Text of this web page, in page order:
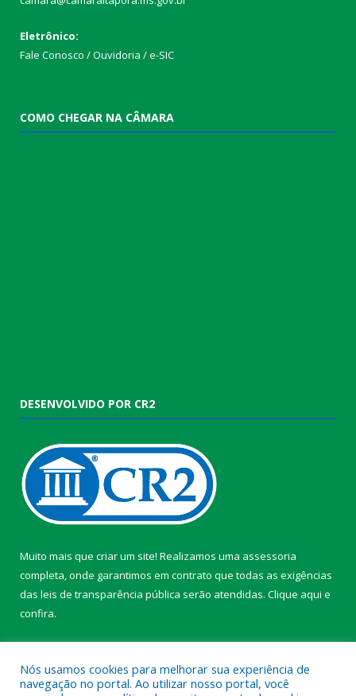
Eletrônico:
Fale Conosco / Ouvidoria / e-SIC
COMO CHEGAR NA CÂMARA
DESENVOLVIDO POR CR2
Muito mais que criar um site! Realizamos uma assessoria
completa, onde garantimos em contrato que todas as exigências
das leis de transparência pública serão atendidas. Clique aqui e
confira.
Nós usamos cookies para melhorar sua experiência de
navegação no portal. Ao utilizar nosso portal, você